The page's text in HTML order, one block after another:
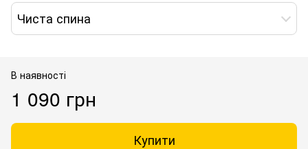
Чиста спина
В наявності
1 090 грн
Купити